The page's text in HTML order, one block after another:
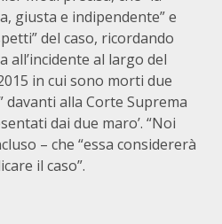
giusta e indipendente” e
del caso, ricordando
all’incidente al largo del
in cui sono morti due
davanti alla Corte Suprema
dai due maro’. “Noi
– che “essa considererà
il caso”.